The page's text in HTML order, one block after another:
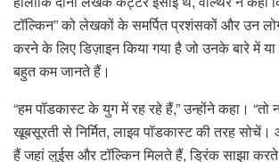
टॉल्किन” को लेखकों के समर्पित प्रशंसकों और उन
करने के लिए डिज़ाइन किया गया है जो उनके बारे में या
बहुत कम जानते हैं।
“हम पॉडकास्ट के युग में रह रहे हैं,” उन्होंने कहा।
खूबसूरती से निर्मित, लाइव पॉडकास्ट की तरह
हैं जहां लुईस और टॉल्किन मिलते हैं, ड्रिंक साझा करते